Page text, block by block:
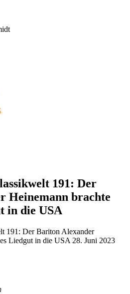
191: Der
Heinemann brachte
in die USA